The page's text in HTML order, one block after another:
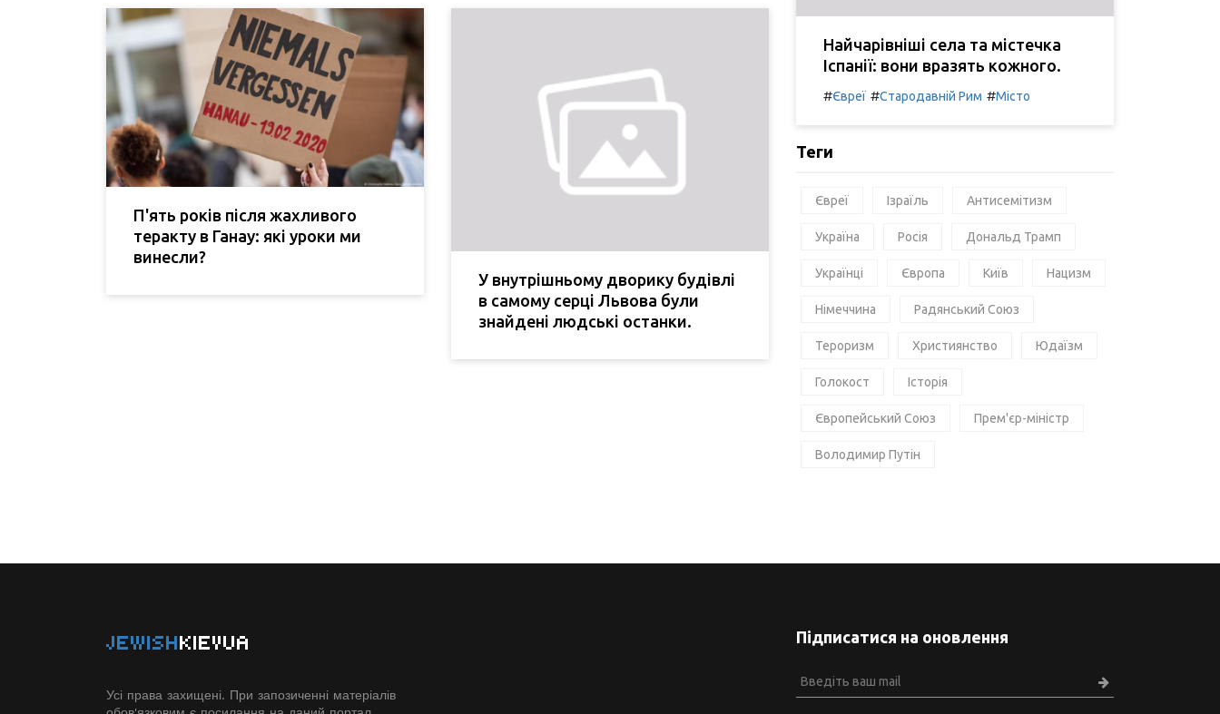
П'ять років після жахливого
теракту в Ганау: які уроки ми
винесли?
У внутрішньому дворику будівлі
в самому серці Львова були
знайдені людські останки.
Найчарівніші села та містечка
Іспанії: вони вразять кожного.
#Євреї #Стародавній Рим #Місто
Теги
Євреї Ізраїль Антисемітизм
Україна Росія Дональд Трамп
Українці Європа Київ Нацизм
Німеччина Радянський Союз
Тероризм Християнство Юдаїзм
Голокост Історія
Європейський Союз Прем'єр-міністр
Володимир Путін
JEWISHKIEVUA
Усі права захищені. При запозиченні матеріалів
Підписатися на оновлення